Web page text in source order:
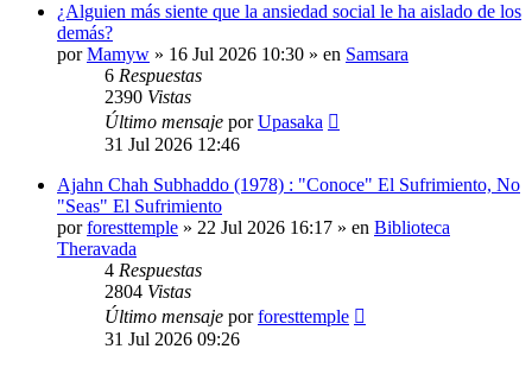
¿Alguien más siente que la ansiedad social le ha aislado de los
demás?
porMamyw » 16 Jul 2026 10:30 » en Samsara
6 Respuestas
2390 Vistas
Último mensaje porUpasaka
31 Jul 2026 12:46
Ajahn Chah Subhaddo (1978) : "Conoce" El Sufrimiento, No
"Seas" El Sufrimiento
porforesttemple » 22 Jul 2026 16:17 » en Biblioteca
Theravada
4 Respuestas
2804 Vistas
Último mensaje porforesttemple
31 Jul 2026 09:26